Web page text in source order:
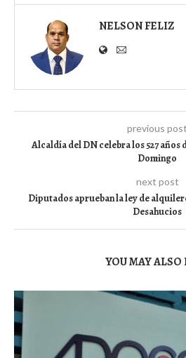
NELSON FELIZ
previous post
Alcaldía del DN celebra los 527 años
Domingo
next post
Diputados aprueban la ley de
Desahucios
YOU MAY